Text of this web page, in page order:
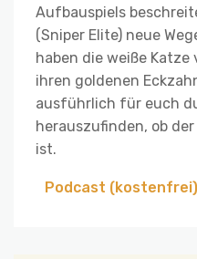
Aufbauspiels
(Sniper Elite) neue
haben die weiße
ihren goldenen
ausführlich für euch
herauszufinden, ob
ist.
Podcast (kostenfrei)